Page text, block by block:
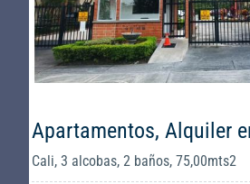
Apartamentos, Alquiler
Cali, 3 alcobas, 2 baños, 75,00mts2